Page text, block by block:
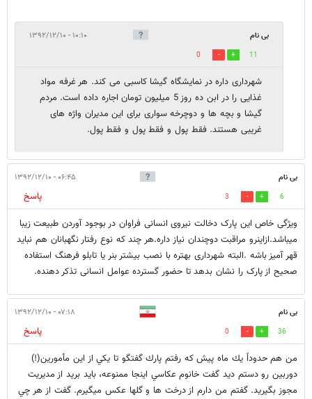
بی نام ۱۰:۱۰ - ۱۳۹۲/۱۲/۱۰
11
0
شهرداری داره در نمایشگاه گیشا کاسبی می کند. هر غرفه مواد
غذایی را در ابن ده روز 5 میلیون تومان اجاره داده است. مردم
گیشا و بچه ها و دوچرخه سواری برای این مدیران واژه های
غریبی هستند. فقط پول و فقط پول و فقط پول.
بی نام ۰۶:۴۵ - ۱۳۹۲/۱۲/۱۰
6
3
پاسخ
ویژگی خاص این پارک دخالت نیروی انسانی فراوان در بوجود آوردن طبیعت زیبا
میباشد.ازاینرو مراقبت دوچندان نیاز داره.هر چند که نوع رفتار نگهبانان هم نباید
قهر آمیز باشه .البته شهرداری بهتره با نصب بیشتر بنر یا تابلو فرهنگ استفاده
صحیح از پارک را نشان بدهد تا حضور گسترده عوامل انسانی تذکر دهنده.
بی نام ۰۷:۱۸ - ۱۳۹۲/۱۲/۱۰
36
0
پاسخ
من هم حدوداً يك ماه پيش كه رفتم پارك گفتگو تا يكي از اين مأمورين(!)
دوربين رو دستم ديد گفت خانوم عكاسي اينجا ممنوعه، بايد بريد از مديريت
مجوز بگيريد. گفتم من دارم از درخت ها و گلها عكس ميگيرم. گفت از هر چي